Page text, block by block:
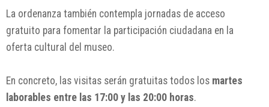
La ordenanza también contempla jornadas de acceso
gratuito para fomentar la participación ciudadana en la
oferta cultural del museo.
En concreto, las visitas serán gratuitas todos los martes
laborables entre las 17:00 y las 20:00 horas.